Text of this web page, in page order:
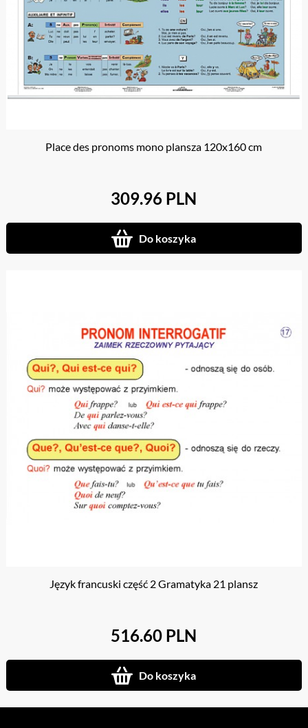
Place des pronoms mono plansza 120x160 cm
309.96 PLN
Do koszyka
Język francuski część 2 Gramatyka 21 plansz
516.60 PLN
Do koszyka